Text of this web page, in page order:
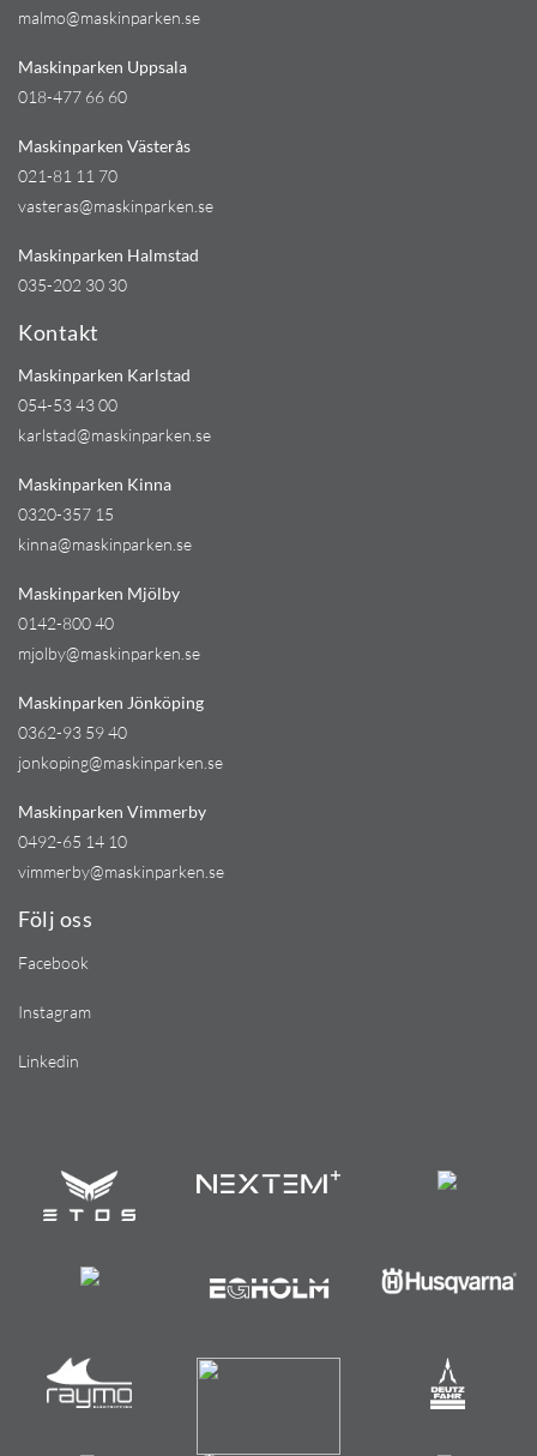
malmo@maskinparken.se
Maskinparken Uppsala
018-477 66 60
Maskinparken Västerås
021-81 11 70
vasteras@maskinparken.se
Maskinparken Halmstad
035-202 30 30
Kontakt
Maskinparken Karlstad
054-53 43 00
karlstad@maskinparken.se
Maskinparken Kinna
0320-357 15
kinna@maskinparken.se
Maskinparken Mjölby
0142-800 40
mjolby@maskinparken.se
Maskinparken Jönköping
0362-93 59 40
jonkoping@maskinparken.se
Maskinparken Vimmerby
0492-65 14 10
vimmerby@maskinparken.se
Följ oss
Facebook
Instagram
Linkedin